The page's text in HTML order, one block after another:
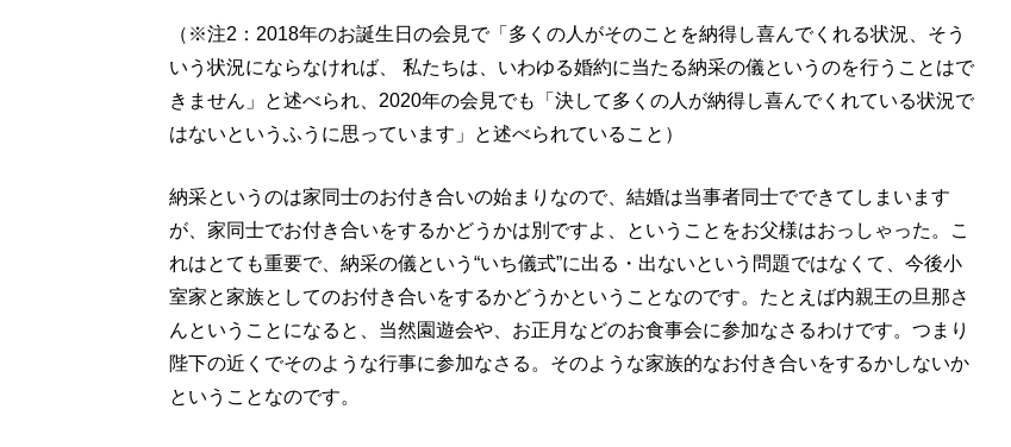
（※注2：2018年のお誕生日の会見で「多くの人がそのことを納得し喜んでくれる状況、そう
いう状況にならなければ、 私たちは、いわゆる婚約に当たる納采の儀というのを行うことはで
きません」と述べられ、2020年の会見でも「決して多くの人が納得し喜んでくれている状況で
はないというふうに思っています」と述べられていること）
納采というのは家同士のお付き合いの始まりなので、結婚は当事者同士でできてしまいます
が、家同士でお付き合いをするかどうかは別ですよ、ということをお父様はおっしゃった。こ
れはとても重要で、納采の儀という“いち儀式”に出る・出ないという問題ではなくて、今後小
室家と家族としてのお付き合いをするかどうかということなのです。たとえば内親王の旦那さ
んということになると、当然園遊会や、お正月などのお食事会に参加なさるわけです。つまり
陛下の近くでそのような行事に参加なさる。そのような家族的なお付き合いをするかしないか
ということなのです。